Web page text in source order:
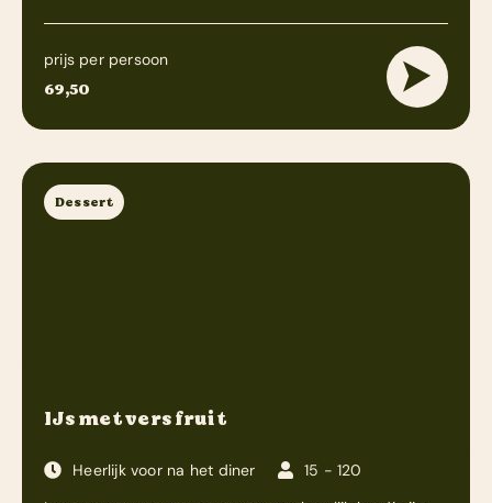
prijs per persoon
69,50
Dessert
IJs met vers fruit
Heerlijk voor na het diner
15 - 120